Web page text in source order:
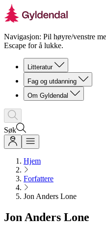
Navigasjon: Pil høyre/venstre
Escape for å lukke.
Litteratur
Fag og utdanning
Om Gyldendal
Søk
Hjem
Forfattere
Jon Anders Lone
Jon Anders Lone